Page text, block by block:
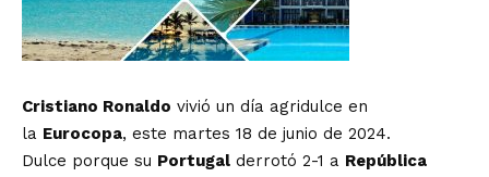
Cristiano Ronaldo vivió un día agridulce en
la Eurocopa, este martes 18 de junio de 2024.
Dulce porque su Portugal derrotó 2-1 a República